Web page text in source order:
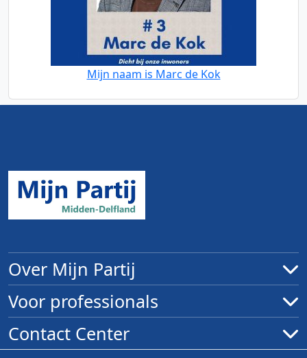
Mijn naam is Marc de Kok
Over Mijn Partij
Voor professionals
Contact Center